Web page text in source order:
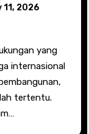
2026
internasional
tertentu.